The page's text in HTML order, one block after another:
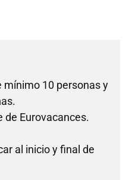
mínimo 10 personas y
de Eurovacances.
al inicio y final de